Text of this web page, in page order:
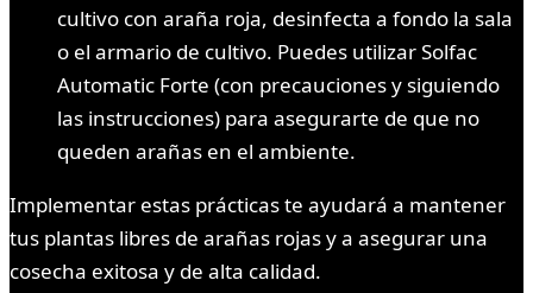
cultivo con araña roja, desinfecta a fondo la sala
o el armario de cultivo. Puedes utilizar Solfac
Automatic Forte (con precauciones y siguiendo
las instrucciones) para asegurarte de que no
queden arañas en el ambiente.
Implementar estas prácticas te ayudará a mantener
tus plantas libres de arañas rojas y a asegurar una
cosecha exitosa y de alta calidad.